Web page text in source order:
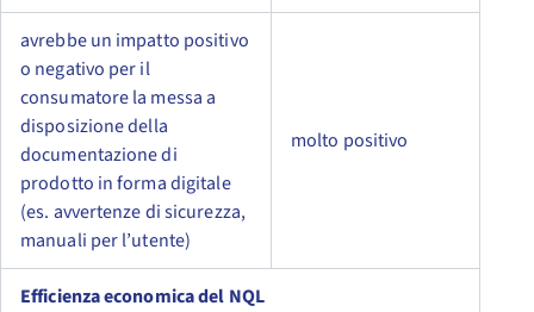
avrebbe un impatto positivo
o negativo per il
consumatore la messa a
disposizione della
documentazione di
prodotto in forma digitale
(es. avvertenze di sicurezza,
manuali per l’utente)
molto positivo
Efficienza economica del NQL